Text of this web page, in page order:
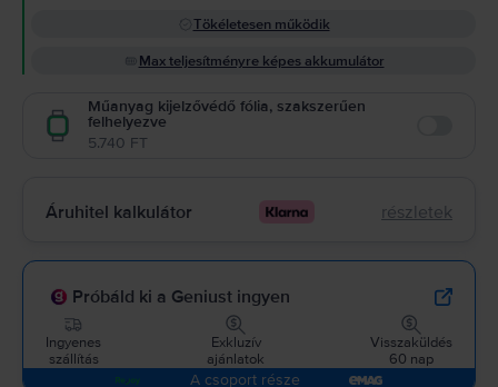
Tökéletesen működik
Max teljesítményre képes akkumulátor
Műanyag kijelzővédő fólia, szakszerűen
felhelyezve
5.740 FT
Áruhitel kalkulátor részletek
Próbáld ki a Geniust ingyen
Ingyenes
szállítás
Exkluzív
ajánlatok
Visszaküldés
60 nap
A csoport része